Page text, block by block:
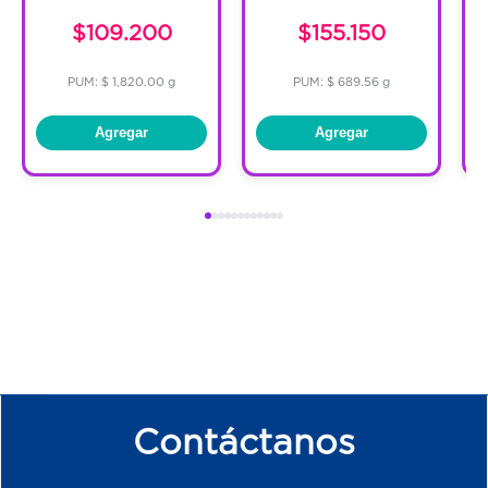
Disminuye la comezón y reduce el
suaviza la piel para un aspecto.
$109.200
PUM: $ 1,820.00 g
Agregar
$155.150
PUM: $ 689.56 g
Agregar
Contáctanos